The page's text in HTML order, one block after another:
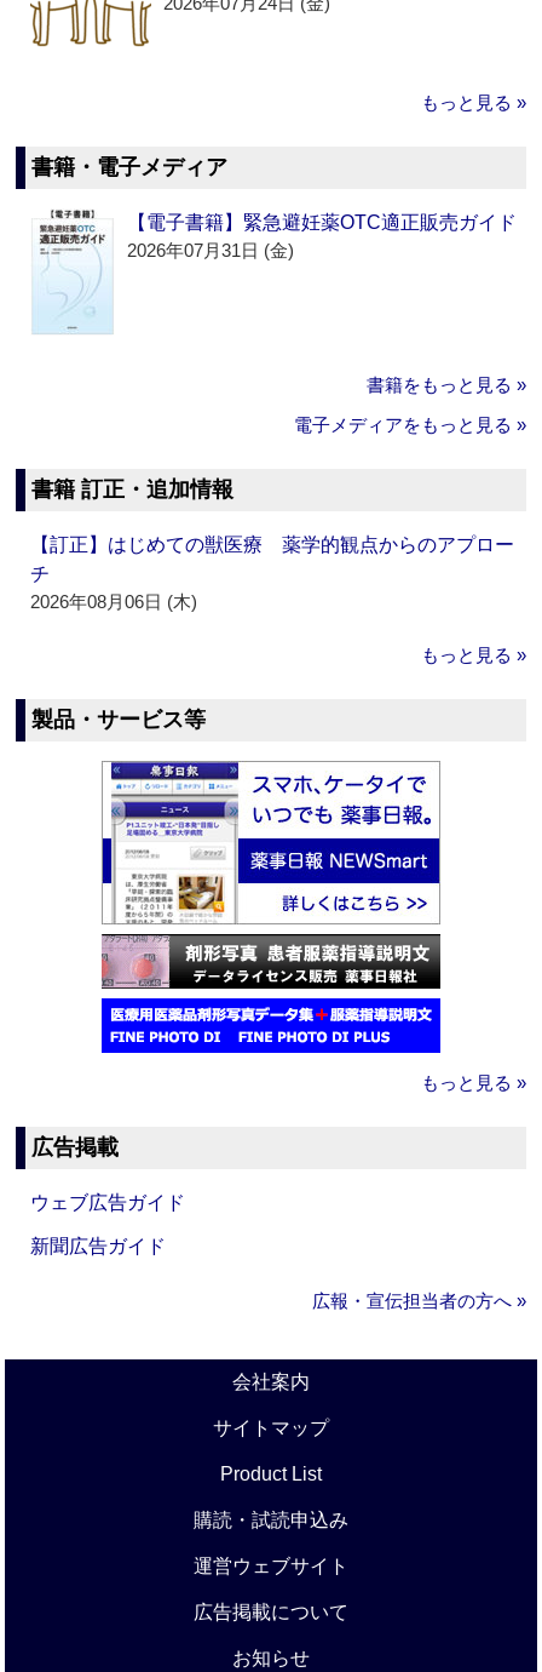
もっと見る »
書籍・電子メディア
【電子書籍】緊急避妊薬OTC適正販売ガイド
2026年07月31日 (金)
書籍をもっと見る »
電子メディアをもっと見る »
書籍 訂正・追加情報
【訂正】はじめての獣医療 薬学的観点からのアプロー
チ
2026年08月06日 (木)
もっと見る »
製品・サービス等
もっと見る »
広告掲載
ウェブ広告ガイド
新聞広告ガイド
広報・宣伝担当者の方へ »
会社案内
サイトマップ
Product List
購読・試読申込み
運営ウェブサイト
広告掲載について
お知らせ